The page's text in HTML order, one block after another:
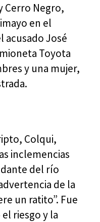
Cerro Negro,
en el
acusado José
Toyota
y una mujer,
Colqui,
inclemencias
del río
de la
un ratito”. Fue
riesgo y la